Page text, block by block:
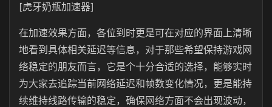
[虎牙奶瓶加速器]
在加速效果方面，各位到时更是可在对应的界面上清晰
地看到具体相关延迟等信息，对于那些希望保持游戏网
络稳定的朋友而言，它是个十分合适的选择，能够实时
为大家去追踪当前网络延迟和帧数变化情况，更是能持
续维持线路传输的稳定，确保网络方面不会出现波动，